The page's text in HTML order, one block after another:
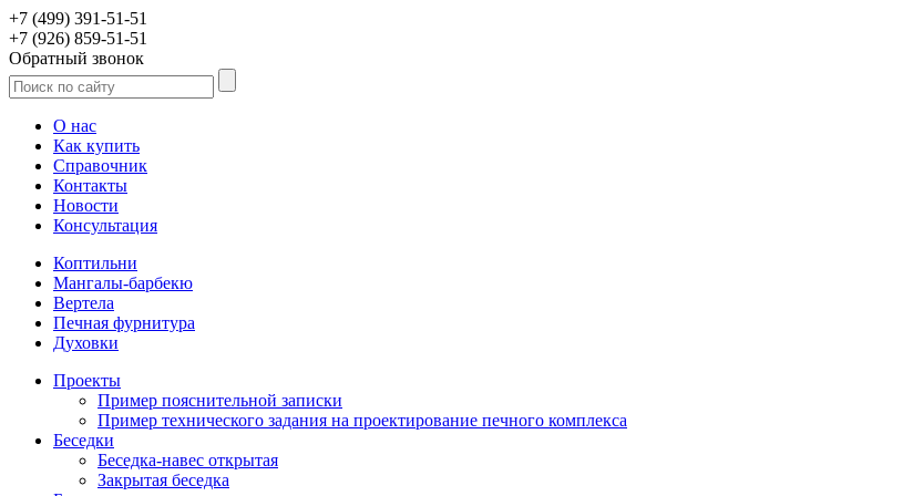
+7 (499) 391-51-51
+7 (926) 859-51-51
Обратный звонок
О нас
Как купить
Справочник
Контакты
Новости
Консультация
Коптильни
Мангалы-барбекю
Вертела
Печная фурнитура
Духовки
Проекты
Пример пояснительной записки
Пример технического задания на проектирование печного комплекса
Беседки
Беседка-навес открытая
Закрытая беседка